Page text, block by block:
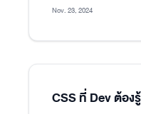
Nov. 23, 2024
CSS ที่ Dev ต้องรู้